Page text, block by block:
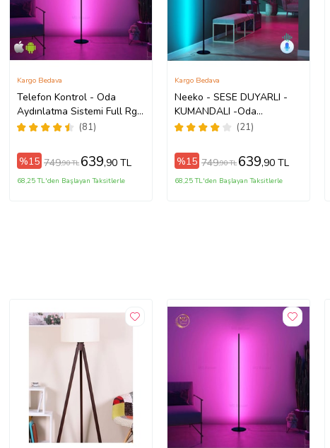
Telefon Kontrol - Oda
Aydınlatma Sistemi Full Rgb
- Full Renk - Çok Özellik
(81)
Kargo Bedava
%15 749,90 TL 639,90 TL
68,25 TL'den Başlayan Taksitlerle
Neeko - SESE DUYARLI -
KUMANDALI -Oda
Aydınlatma Sistemi Full Rgb
(21)
Kargo Bedava
%15 749,90 TL 639,90 TL
68,25 TL'den Başlayan Taksitlerle